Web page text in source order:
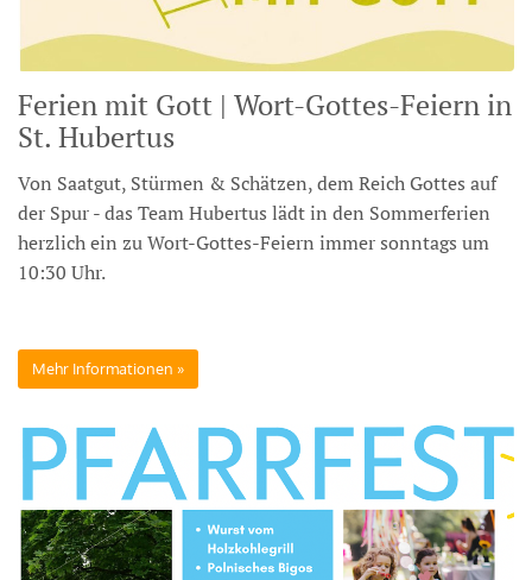
Ferien mit Gott | Wort-Gottes-Feiern in
St. Hubertus
Von Saatgut, Stürmen & Schätzen, dem Reich Gottes auf
der Spur - das Team Hubertus lädt in den Sommerferien
herzlich ein zu Wort-Gottes-Feiern immer sonntags um
10:30 Uhr.
Mehr Informationen